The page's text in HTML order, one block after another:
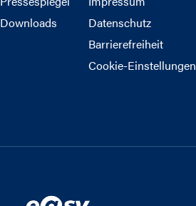
Downloads
Datenschutz
Barrierefreiheit
Cookie-Einstellungen